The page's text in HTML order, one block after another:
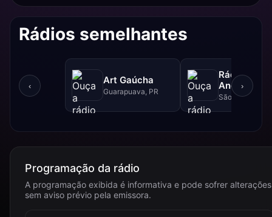
Rádios semelhantes
‹
Art Gaúcha
Guarapuava, PR
Rádio
Andamarca
Bolivia
São Paulo, SP
›
Programação da rádio
A programação exibida é informativa e pode sofrer alterações
sem aviso prévio pela emissora.